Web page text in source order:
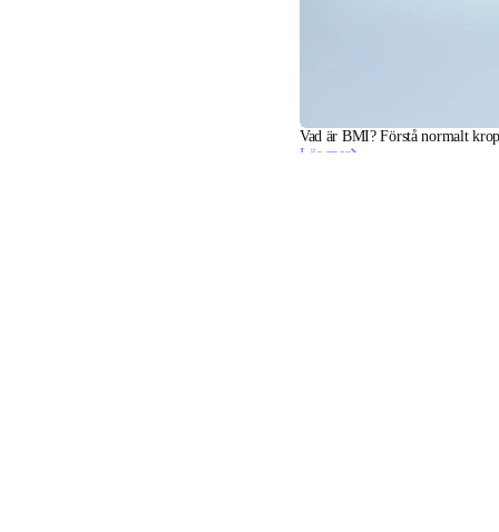
Vad är BMI? Förstå normalt
Läs mer